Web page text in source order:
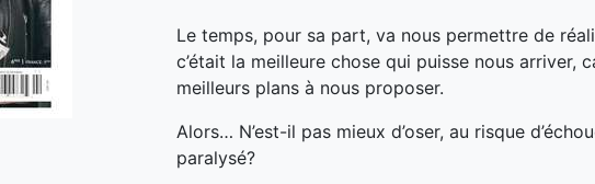
Le temps, pour sa part, va nous permettre de
c’était la meilleure chose qui puisse nous arriver,
meilleurs plans à nous proposer.
Alors… N’est-il pas mieux d’oser, au risque
paralysé?